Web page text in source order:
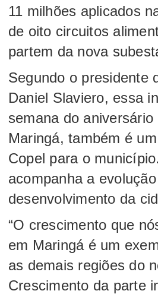
11 milhões aplicados
de oito circuitos
partem da nova
Segundo o presidente
Daniel Slaviero, essa
semana do
Maringá, também é
Copel para o
acompanha a
desenvolvimento da
“O crescimento que
em Maringá é um
as demais regiões do
Crescimento da parte